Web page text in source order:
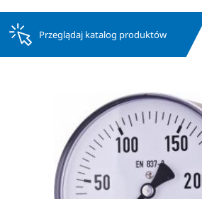
Przeglądaj katalog produktów